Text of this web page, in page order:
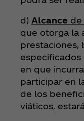
d) Alcance de
que otorga la
prestaciones,
especificados
en que
participar en
de los
viáticos,